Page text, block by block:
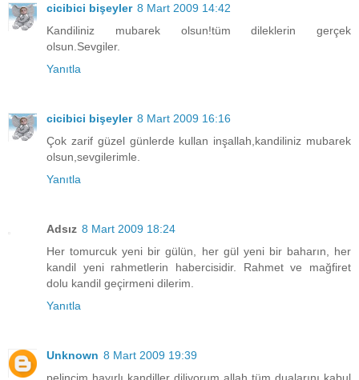
cicibici bişeyler 8 Mart 2009 14:42
Kandiliniz mubarek olsun!tüm dileklerin gerçek
olsun.Sevgiler.
Yanıtla
cicibici bişeyler 8 Mart 2009 16:16
Çok zarif güzel günlerde kullan inşallah,kandiliniz mubarek
olsun,sevgilerimle.
Yanıtla
Adsız 8 Mart 2009 18:24
Her tomurcuk yeni bir gülün, her gül yeni bir baharın, her
kandil yeni rahmetlerin habercisidir. Rahmet ve mağfiret
dolu kandil geçirmeni dilerim.
Yanıtla
Unknown 8 Mart 2009 19:39
pelincim hayırlı kandiller diliyorum allah tüm dualarını kabul